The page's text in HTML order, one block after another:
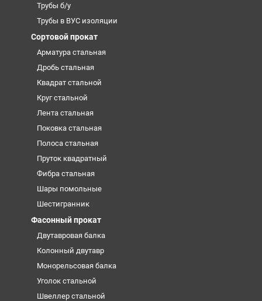
Трубы б/у
Трубы в ВУС изоляции
Сортовой прокат
Арматура стальная
Дробь стальная
Квадрат стальной
Круг стальной
Лента стальная
Поковка стальная
Полоса стальная
Пруток квадратный
Фибра стальная
Шары помольные
Шестигранник
Фасонный прокат
Двутавровая балка
Колонный двутавр
Монорельсовая балка
Уголок стальной
Швеллер стальной